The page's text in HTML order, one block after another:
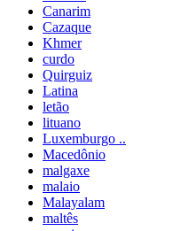
Canarim
Cazaque
Khmer
curdo
Quirguiz
Latina
letão
lituano
Luxemburgo ..
Macedônio
malgaxe
malaio
Malayalam
maltês